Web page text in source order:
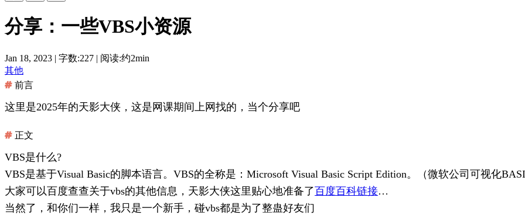
分享：一些VBS小资源
Jan 18, 2023 | 字数:227 | 阅读:约2min
其他
前言
这里是2025年的天影大侠，这是网课期间上网找的，当个分享吧
正文
VBS是什么?
VBS是基于Visual Basic的脚本语言。VBS的全称是：Microsoft Visual Basic Script Edition。（微软公司可视化
大家可以百度查查关于vbs的其他信息，天影大侠这里贴心地准备了百度百科链接…
当然了，和你们一样，我只是一个新手，碰vbs都是为了整蛊好友们